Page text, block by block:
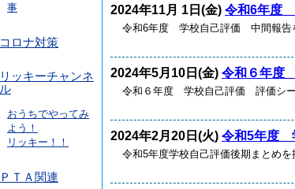
事
コロナ対策
リッキーチャンネ
ル
おうちでやってみ
よう！
リッキー！！
ＰＴＡ関連
2024年11月 1日(金) 令和6年度
令和6年度 学校自己評価 中間報告
2024年5月10日(金) 令和６年度
令和６年度 学校自己評価 評価シー
2024年2月20日(火) 令和5年度
令和5年度学校自己評価後期まとめ